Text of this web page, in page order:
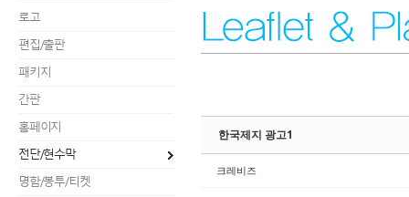
로고
편집/출판
패키지
간판
홈페이지
전단/현수막
명함/봉투/티켓
한국제지 광고1
크레비즈